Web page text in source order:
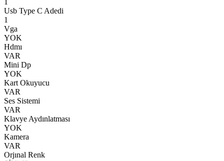
1
Usb Type C Adedi
1
Vga
YOK
Hdmı
VAR
Mini Dp
YOK
Kart Okuyucu
VAR
Ses Sistemi
VAR
Klavye Aydınlatması
YOK
Kamera
VAR
Orjınal Renk